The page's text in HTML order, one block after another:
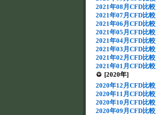
2021年08月CFD比較
2021年07月CFD比較
2021年06月CFD比較
2021年05月CFD比較
2021年04月CFD比較
2021年03月CFD比較
2021年02月CFD比較
2021年01月CFD比較
[2020年]
2020年12月CFD比較
2020年11月CFD比較
2020年10月CFD比較
2020年09月CFD比較